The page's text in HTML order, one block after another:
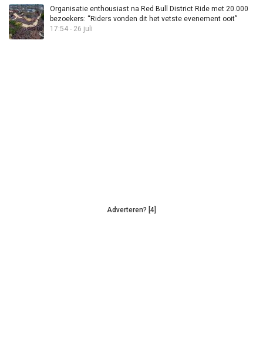
Organisatie enthousiast na Red Bull District Ride met 20.000
bezoekers: “Riders vonden dit het vetste evenement ooit”
17:54 - 26 juli
Adverteren? [4]